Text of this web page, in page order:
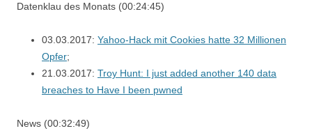
Datenklau des Monats (00:24:45)
03.03.2017: Yahoo-Hack mit Cookies hatte 32 Millionen
Opfer;
21.03.2017: Troy Hunt: I just added another 140 data
breaches to Have I been pwned
News (00:32:49)